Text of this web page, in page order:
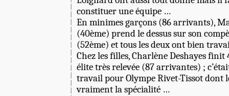
constituer une équipe …
En minimes garçons (86 arrivants),
(40ème) prend le dessus sur son
(52ème) et tous les deux ont bien
Chez les filles, Charlène Deshayes finit
élite très relevée (87 arrivantes) ;
travail pour Olympe Rivet-Tissot dont
vraiment la spécialité …